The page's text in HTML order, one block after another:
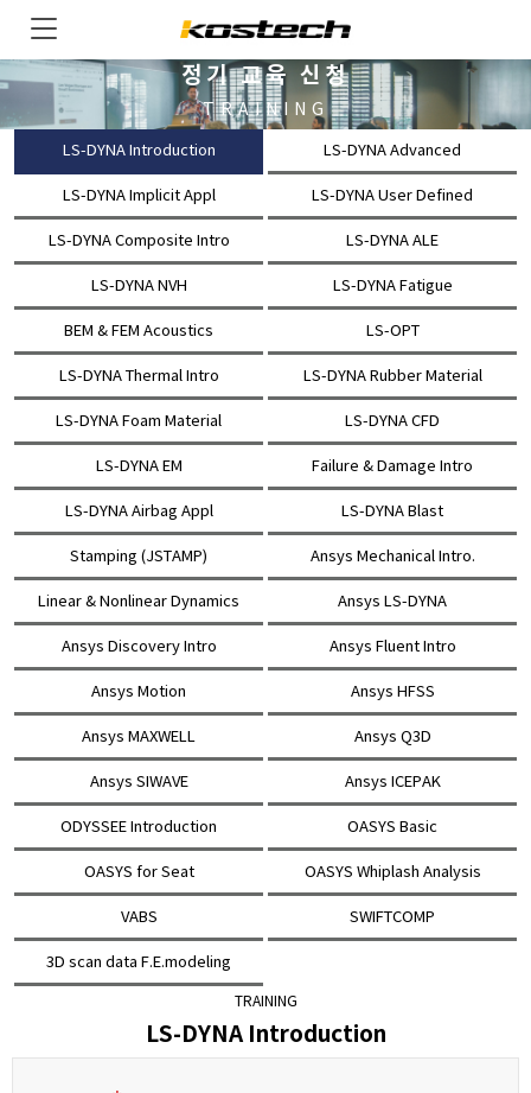
정기 교육 신청
TRAINING
LS-DYNA Introduction LS-DYNA Advanced
LS-DYNA Implicit Appl LS-DYNA User Defined
LS-DYNA Composite Intro LS-DYNA ALE
LS-DYNA NVH LS-DYNA Fatigue
BEM & FEM Acoustics LS-OPT
LS-DYNA Thermal Intro LS-DYNA Rubber Material
LS-DYNA Foam Material LS-DYNA CFD
LS-DYNA EM Failure & Damage Intro
LS-DYNA Airbag Appl LS-DYNA Blast
Stamping (JSTAMP) Ansys Mechanical Intro.
Linear & Nonlinear Dynamics Ansys LS-DYNA
Ansys Discovery Intro Ansys Fluent Intro
Ansys Motion Ansys HFSS
Ansys MAXWELL Ansys Q3D
Ansys SIWAVE Ansys ICEPAK
ODYSSEE Introduction OASYS Basic
OASYS for Seat OASYS Whiplash Analysis
VABS SWIFTCOMP
3D scan data F.E.modeling
TRAINING
LS-DYNA Introduction